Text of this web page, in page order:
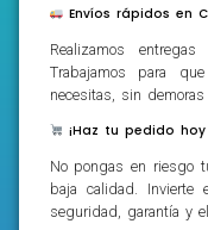
Envíos rápidos en
Realizamos
Trabajamos para
necesitas, sin
¡Haz tu pedido
No pongas en riesgo
baja calidad. Invierte
seguridad, garantía y